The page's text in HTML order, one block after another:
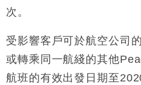
次。
受影響客戶可於航空公司
或轉乘同一航綫的其他
航班的有效出發日期至